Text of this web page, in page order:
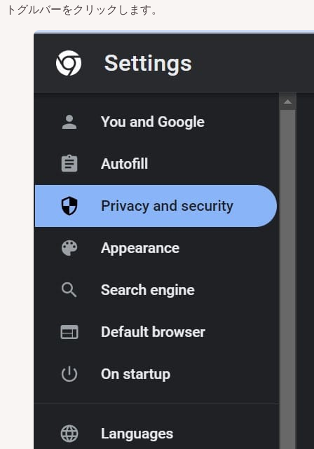
トグルバーをクリックします。